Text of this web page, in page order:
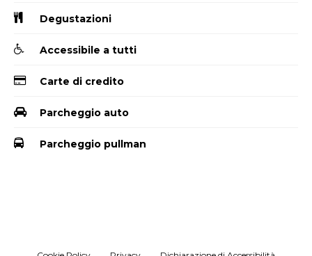
Degustazioni
Accessibile a tutti
Carte di credito
Parcheggio auto
Parcheggio pullman